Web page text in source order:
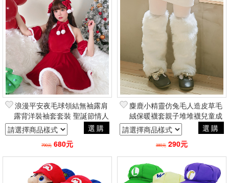
浪漫平安夜毛球領結無袖露肩
露背洋裝袖套套裝 聖誕節情人
節二次元變裝角色扮演
COSPLAY
選購
790元 680元
麋鹿小精靈仿兔毛人造皮草毛
絨保暖襪套親子堆堆襪兒童成
人 聖誕節蘿莉塔二次元變裝角
色扮演COSPLAY
選購
380元 290元